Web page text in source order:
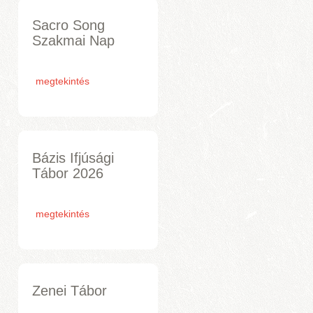
Sacro Song
Szakmai Nap
megtekintés
Bázis Ifjúsági
Tábor 2026
megtekintés
Zenei Tábor